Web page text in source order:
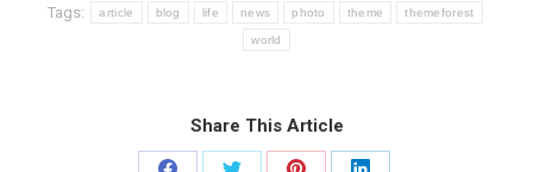
Tags: article blog life news photo theme themeforest
world
Share This Article